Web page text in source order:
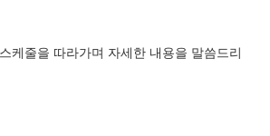
케줄을 따라가며 자세한 내용을 말씀드리